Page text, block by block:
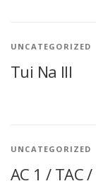
UNCATEGORIZED
Tui Na III
UNCATEGORIZED
AC 1 / TAC